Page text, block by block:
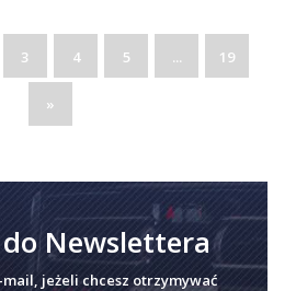
3 4 5 ... 19
»
Newslettera
jeżeli chcesz otrzymywać